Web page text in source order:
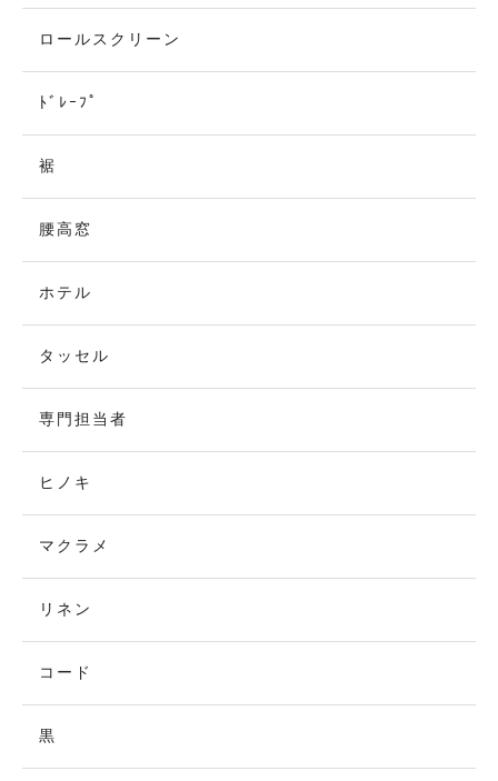
ロールスクリーン
ﾄﾞﾚｰﾌﾟ
裾
腰高窓
ホテル
タッセル
専門担当者
ヒノキ
マクラメ
リネン
コード
黒